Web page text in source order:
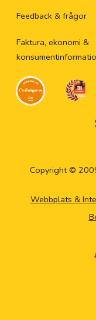
Feedback & frågor
Faktura, ekonomi &
Copyright ©
Webbplats &